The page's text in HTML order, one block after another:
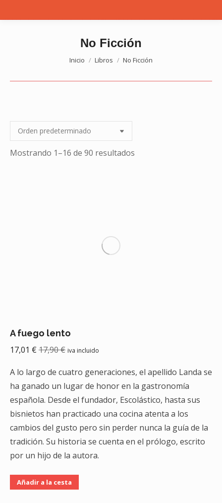
No Ficción
Estás aquí:
Inicio Libros No Ficción
Mostrando 1–16 de 90 resultados
A fuego lento
17,01 € 17,90€ iva incluido
A lo largo de cuatro generaciones, el apellido Landa se
ha ganado un lugar de honor en la gastronomía
española. Desde el fundador, Escolástico, hasta sus
bisnietos han practicado una cocina atenta a los
cambios del gusto pero sin perder nunca la guía de la
tradición. Su historia se cuenta en el prólogo, escrito
por un hijo de la autora.
Añadir a la cesta